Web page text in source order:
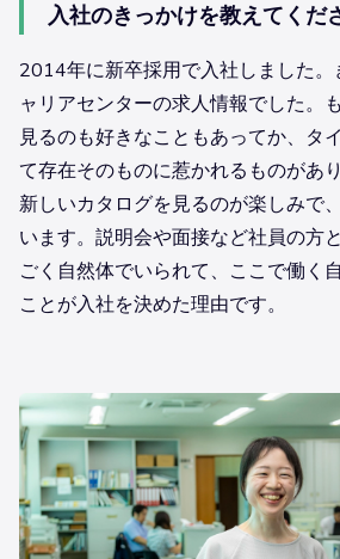
入社のきっかけを教えてくだ
2014年に新卒採用で入社しました。
ャリアセンターの求人情報でした。
見るのも好きなこともあってか、タ
て存在そのものに惹かれるものがあ
新しいカタログを見るのが楽しみで
います。説明会や面接など社員の方
ごく自然体でいられて、ここで働く
ことが入社を決めた理由です。